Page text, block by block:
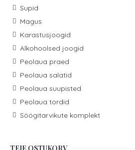
Supid
Magus
Karastusjoogid
Alkohoolsed joogid
Peolaua praed
Peolaua salatid
Peolaua suupisted
Peolaua tordid
Söögitarvikute komplekt